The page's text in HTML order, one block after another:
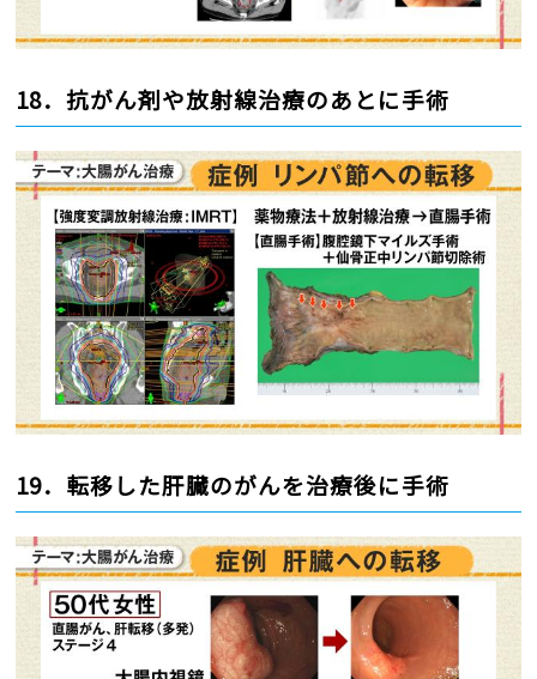
18．抗がん剤や放射線治療のあとに手術
19．転移した肝臓のがんを治療後に手術